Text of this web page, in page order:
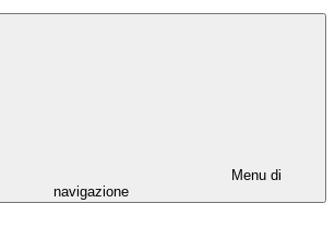
Menu di
navigazione